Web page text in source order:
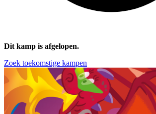
Dit kamp is afgelopen.
Zoek toekomstige kampen